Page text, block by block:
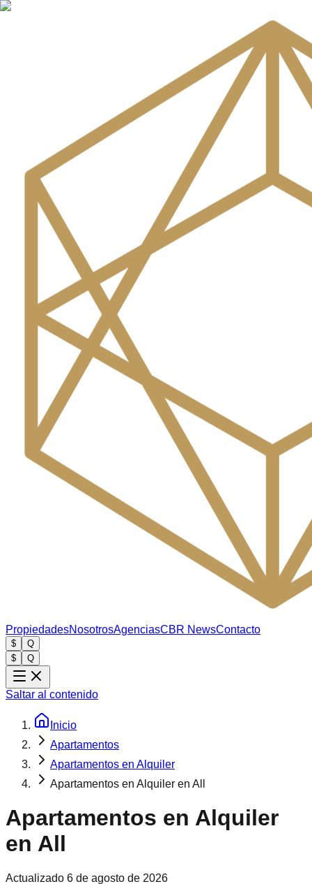
PropiedadesNosotrosAgenciasCBR NewsContacto
$
Q
$
Q
Saltar al contenido
Inicio
Apartamentos
Apartamentos en Alquiler
Apartamentos en Alquiler en All
Apartamentos en Alquiler
en All
Actualizado 6 de agosto de 2026